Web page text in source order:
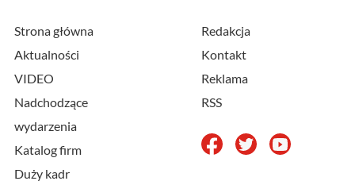
Strona główna
Aktualności
VIDEO
Nadchodzące
wydarzenia
Katalog firm
Duży kadr
Redakcja
Kontakt
Reklama
RSS